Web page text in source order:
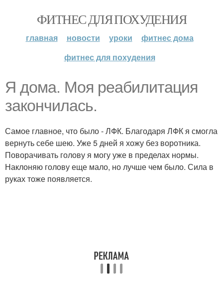
ФИТНЕС ДЛЯ ПОХУДЕНИЯ
главная новости уроки
фитнес дома
фитнес для похудения
Я дома. Моя реабилитация
закончилась.
Самое главное, что было - ЛФК. Благодаря ЛФК я смогла
вернуть себе шею. Уже 5 дней я хожу без воротника.
Поворачивать голову я могу уже в пределах нормы.
Наклоняю голову еще мало, но лучше чем было. Сила в
руках тоже появляется.